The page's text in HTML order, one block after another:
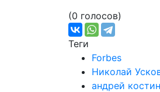
(0 голосов)
Теги
Forbes
Николай
андрей костин